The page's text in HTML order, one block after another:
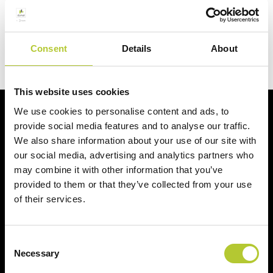
Consent Details About
This website uses cookies
We use cookies to personalise content and ads, to
provide social media features and to analyse our traffic.
We also share information about your use of our site with
our social media, advertising and analytics partners who
may combine it with other information that you’ve
provided to them or that they’ve collected from your use
of their services.
Selection
Necessary
Contattaci
Al vostro fianco per i vostri progetti
Serramentisti Domal